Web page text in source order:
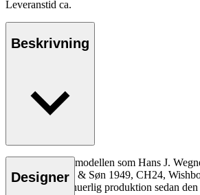
Leveranstid ca.
Beskrivning
Den allra första modellen som Hans J.
för Carl Hansen & Søn 1949, CH24,
har varit i kontinuerlig produktion sedan
Designer